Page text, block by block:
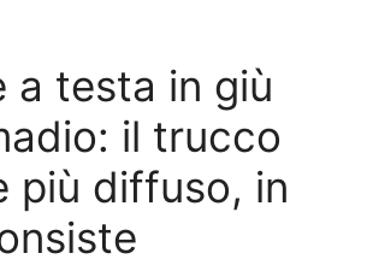
a testa in giù
il trucco
più diffuso, in